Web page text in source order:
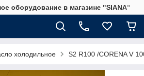
оборудование в магазине "SIANA"
холодильное S2 R100 /CORENA V